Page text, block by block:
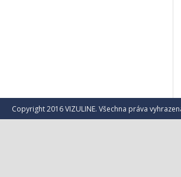
Copyright 2016 VIZULINE. Všechna práva